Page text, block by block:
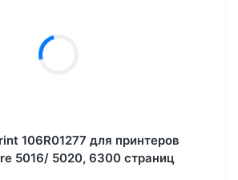
106R01277 для принтеров
5016/ 5020, 6300 страниц